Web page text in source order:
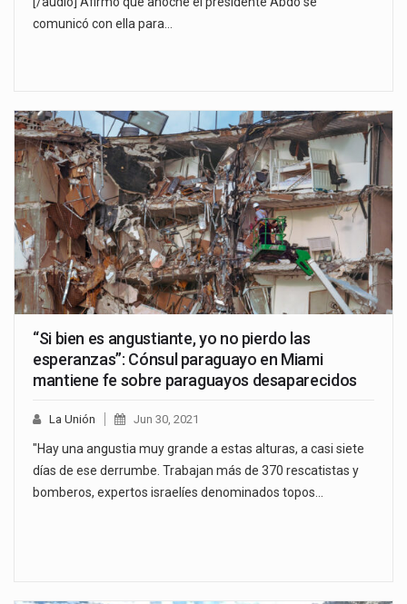
comunicó con ella para…
“Si bien es angustiante, yo no pierdo las
esperanzas”: Cónsul paraguayo en Miami
mantiene fe sobre paraguayos desaparecidos
La Unión Jun 30, 2021
"Hay una angustia muy grande a estas alturas, a casi siete
días de ese derrumbe. Trabajan más de 370 rescatistas y
bomberos, expertos israelíes denominados topos…